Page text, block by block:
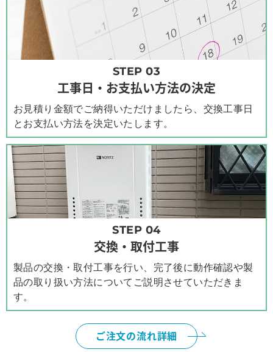
STEP 03
工事日・お支払い方法の決定
お見積り金額でご納得いただけましたら、交換工事日
とお支払い方法を決定いたします。
STEP 04
交換・取付工事
製品の交換・取付工事を行い、完了後に動作確認や製
品の取り扱い方法についてご説明させていただきま
す。
ご注文の流れ詳細